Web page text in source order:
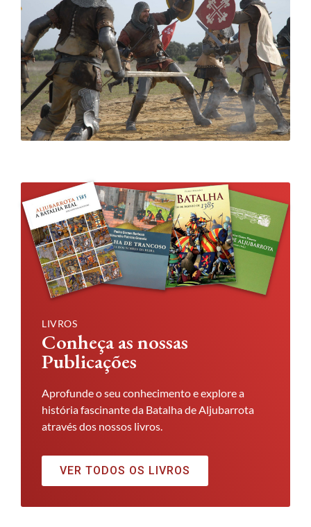
LIVROS
Conheça as nossas
Publicações
Aprofunde o seu conhecimento e explore a
história fascinante da Batalha de Aljubarrota
através dos nossos livros.
VER TODOS OS LIVROS